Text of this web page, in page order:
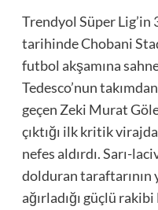
Trendyol Süper Lig’in
tarihinde Chobani
futbol akşamına
Tedesco’nun
geçen Zeki Murat
çıktığı ilk kritik
nefes aldırdı. Sarı-
dolduran taraftarının
ağırladığı güçlü